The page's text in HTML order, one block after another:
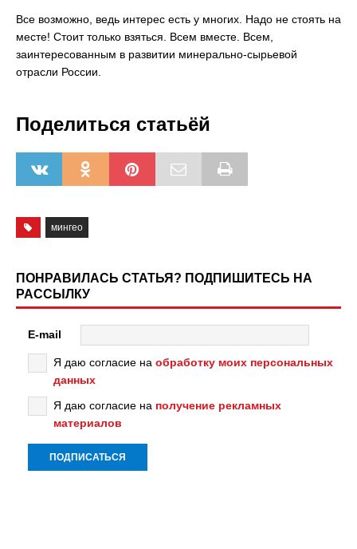
Все возможно, ведь интерес есть у многих. Надо не стоять на
месте! Стоит только взяться. Всем вместе. Всем,
заинтересованным в развитии минерально-сырьевой
отрасли России.
Поделиться статьёй
мингео
ПОНРАВИЛАСЬ СТАТЬЯ? ПОДПИШИТЕСЬ НА
РАССЫЛКУ
E-mail
Я даю согласие на обработку моих персональных
данных
Я даю согласие на получение рекламных
материалов